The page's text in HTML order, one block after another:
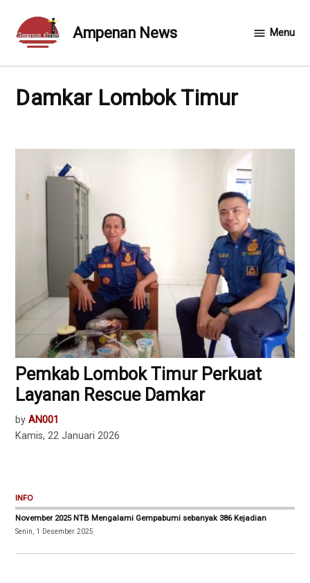
content
Ampenan News Menu
Damkar Lombok Timur
Pemkab Lombok Timur Perkuat
Layanan Rescue Damkar
by AN001
Kamis, 22 Januari 2026
INFO
November 2025 NTB Mengalami Gempabumi sebanyak 386 Kejadian
Senin, 1 Desember 2025